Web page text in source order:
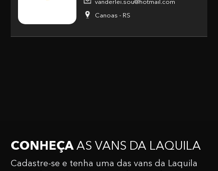
vanderlei.sou@hotmail.com
Canoas - RS
CONHEÇAAS VANS DA LAQUILA
Cadastre-se e tenha uma das vans da Laquila